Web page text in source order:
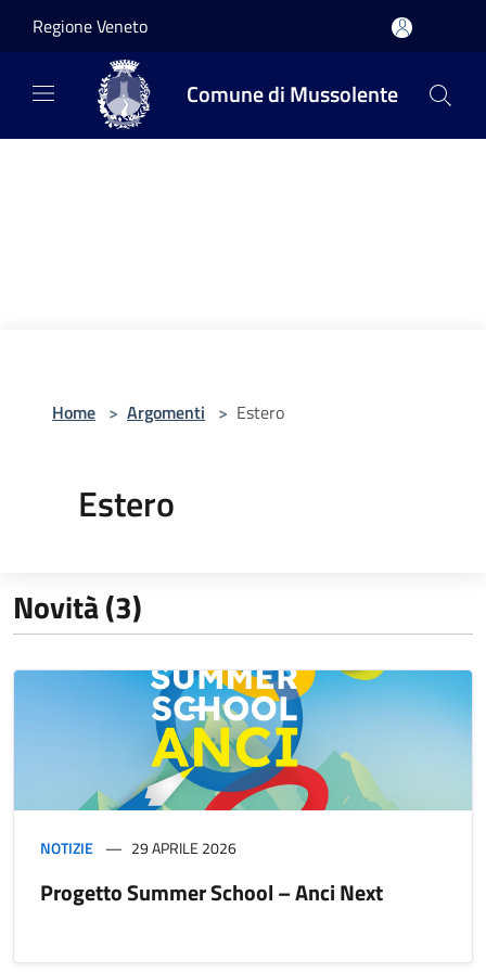
Regione Veneto
Comune di Mussolente
Home > Argomenti > Estero
Estero
Novità (3)
NOTIZIE 29 APRILE 2026
Progetto Summer School – Anci Next